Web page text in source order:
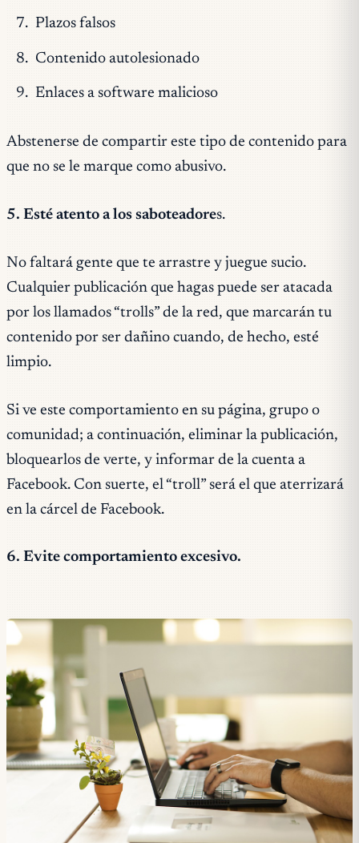
Plazos falsos
Contenido autolesionado
Enlaces a software malicioso
Abstenerse de compartir este tipo de contenido para
que no se le marque como abusivo.
5. Esté atento a los saboteadores.
No faltará gente que te arrastre y juegue sucio.
Cualquier publicación que hagas puede ser atacada
por los llamados “trolls” de la red, que marcarán tu
contenido por ser dañino cuando, de hecho, esté
limpio.
Si ve este comportamiento en su página, grupo o
comunidad; a continuación, eliminar la publicación,
bloquearlos de verte, y informar de la cuenta a
Facebook. Con suerte, el “troll” será el que aterrizará
en la cárcel de Facebook.
6. Evite comportamiento excesivo.